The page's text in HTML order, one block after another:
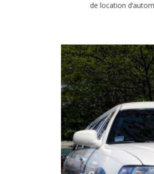
de location